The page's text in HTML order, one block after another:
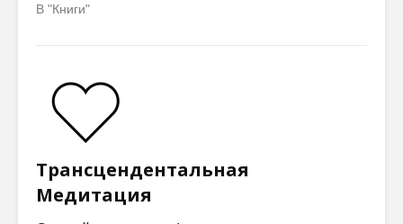
В "Книги"
Трансцендентальная
Медитация